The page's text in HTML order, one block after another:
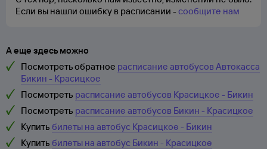
Если вы нашли ошибку в расписании -сообщите нам
А еще здесь можно
Посмотреть обратное расписание автобусов Автокасса
Бикин - Красицкое
Посмотреть расписание автобусов Красицкое - Бикин
Посмотреть расписание автобусов Бикин - Красицкое
Купить билеты на автобус Красицкое - Бикин
Купить билеты на автобус Бикин - Красицкое